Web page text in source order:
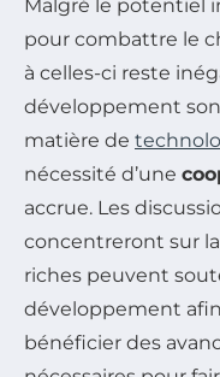
Malgré le potentiel
pour combattre le
à celles-ci reste
développement
matière de
nécessité d’une
accrue. Les
concentreront sur
riches peuvent
développement
bénéficier des